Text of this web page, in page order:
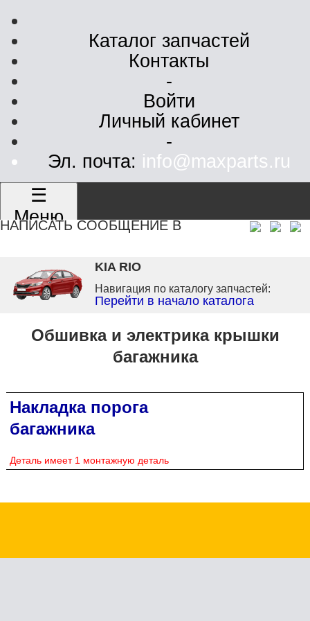
Каталог запчастей
Контакты
-
Войти
Личный кабинет
-
Эл. почта: info@maxparts.ru
☰
Меню
НАПИСАТЬ СООБЩЕНИЕ В
KIA RIO
Навигация по каталогу запчастей:
Перейти в начало каталога
Обшивка и электрика крышки
багажника
Накладка порога
багажника
Деталь имеет 1 монтажную деталь